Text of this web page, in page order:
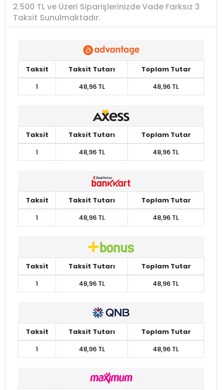
2.500 TL ve Üzeri Siparişlerinizde Vade Farksız 3
Taksit Sunulmaktadır.
Taksit Taksit Tutarı
Toplam Tutar
1
48,96 TL 48,96 TL
Taksit Taksit Tutarı
Toplam Tutar
1
48,96 TL 48,96 TL
Taksit Taksit Tutarı
Toplam Tutar
1
48,96 TL 48,96 TL
Taksit Taksit Tutarı
Toplam Tutar
1
48,96 TL 48,96 TL
Taksit Taksit Tutarı
Toplam Tutar
1
48,96 TL 48,96 TL